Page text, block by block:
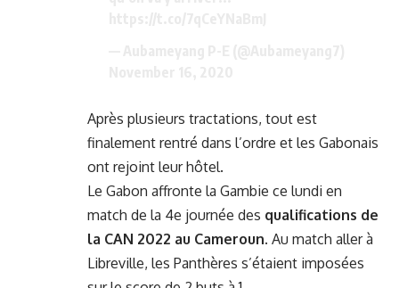
Après plusieurs tractations, tout est
finalement rentré dans l’ordre et les Gabonais
ont rejoint leur hôtel.
Le Gabon affronte la Gambie ce lundi en
match de la 4e journée des qualifications de
la CAN 2022 au Cameroun. Au match aller à
Libreville, les Panthères s’étaient imposées